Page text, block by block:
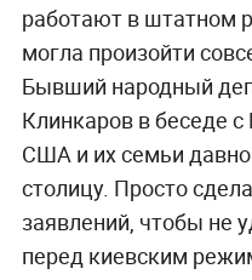
работают в штатном
могла произойти
Бывший народный
Клинкаров в беседе
США и их семьи
столицу. Просто
заявлений, чтобы не
перед киевским